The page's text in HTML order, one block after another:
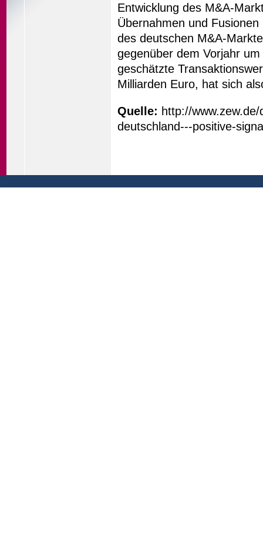
Entwicklung des M&A-
Übernahmen und
des deutschen M&A-
gegenüber dem Vorjahr
geschätzte
Milliarden Euro, hat sich
Quelle: http://
deutschland---positive-